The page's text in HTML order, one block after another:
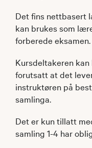
Det fins nettbasert
kan brukes som
forberede eksamen.
Kursdeltakeren
forutsatt at det
instruktøren på
samlinga.
Det er kun tillatt
samling 1-4 har